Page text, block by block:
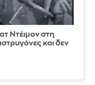
Ντέιμον στη
και δεν